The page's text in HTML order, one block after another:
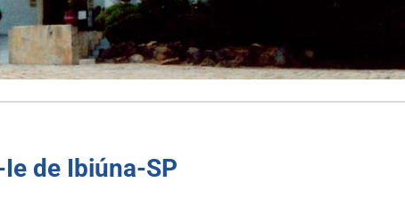
de Ibiúna-SP